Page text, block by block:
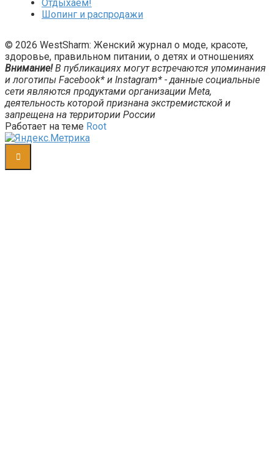
Отдыхаем!
Шопинг и распродажи
© 2026 WestSharm: Женский журнал о моде, красоте,
здоровье, правильном питании, о детях и отношениях
Внимание!В публикациях могут встречаются упоминания
и логотипы Facebook* и Instagram* - данные социальные
сети являются продуктами организации Meta,
деятельность которой признана экстремистской и
запрещена на территории России
Работает на теме Root